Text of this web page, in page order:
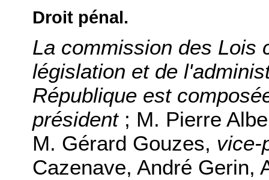
Droit pénal.
La commission des Lois
législation et de
République est
président ; M. Pierre
M. Gérard Gouzes, vice-
Cazenave, André Gerin,